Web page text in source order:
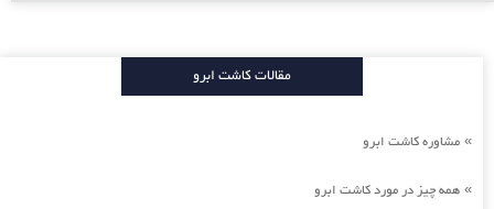
مقالات کاشت ابرو
» مشاوره کاشت ابرو
» همه چیز در مورد کاشت ابرو